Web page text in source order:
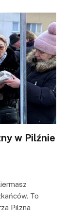
w Pilźnie
To
Pilzna